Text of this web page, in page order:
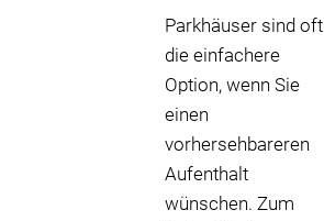
Parkhäuser sind oft
die einfachere
Option, wenn Sie
einen
vorhersehbareren
Aufenthalt
wünschen. Zum